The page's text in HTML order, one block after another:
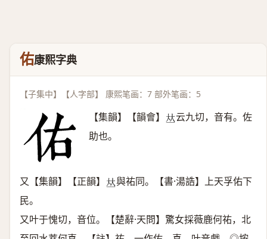
佑康熙字典
【子集中】【人字部】 康熙笔画：7 部外笔画：5
【集韻】【韻會】 𠀤云九切，音有。佐
助也。
又【集韻】【正韻】 𠀤與祐同。【書·湯誥】上天孚佑下
民。
又叶于愧切，音位。【楚辭·天問】驚女採薇鹿何祐，北